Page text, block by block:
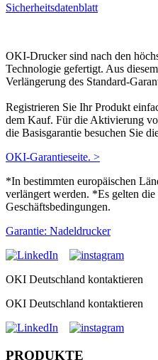
Sicherheitsdatenblatt
OKI-Drucker sind nach den
Technologie gefertigt. Aus
Verlängerung des Standard-
Registrieren Sie Ihr Produkt
dem Kauf. Für die Aktivierung
die Basisgarantie besuchen Sie
OKI-Garantieseite. >
*In bestimmten europäischen
verlängert werden. *Es gelten die
Geschäftsbedingungen.
Garantie: Nadeldrucker
OKI Deutschland kontaktieren
OKI Deutschland kontaktieren
PRODUKTE